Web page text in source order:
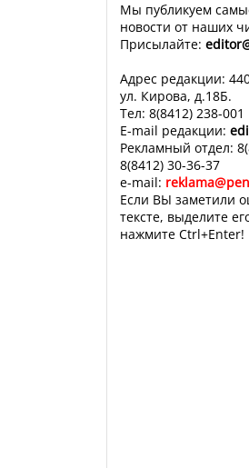
Мы публикуем
новости от наших
Присылайте: editor
Адрес редакции:
ул. Кирова, д.18Б.
Тел: 8(8412) 238-001
E-mail редакции:
Рекламный отдел:
8(8412) 30-36-37
e-mail:
Если ВЫ заметили
тексте, выделите
нажмите Ctrl+Enter!